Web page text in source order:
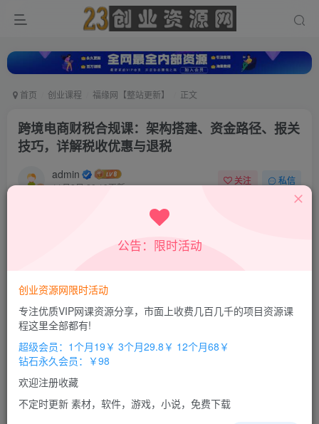
首页 创业课程 福缘网【整站更新】 正文
跨境电商财税合规课：架构搭建、资金路径、报关
技巧，详解税收优惠与退税
admin
11月8日 20:19更新
关注 私信
超级会员
立即购买
您当前未登录！建议登陆后购买，办理会员包月更省钱，可保存购
公告：限时活动
创业资源网限时活动
专注优质VIP网课资源分享，市面上收费几百几千的项目资源课
程这里全部都有!
超级会员：1个月19￥ 3个月29.8￥ 12个月68￥
钻石永久会员：￥98
欢迎注册收藏
不定时更新 素材，软件，游戏，小说，免费下载